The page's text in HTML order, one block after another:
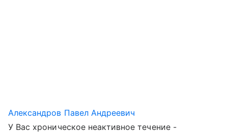
Александров Павел Андреевич
У Вас хроническое неактивное течение -